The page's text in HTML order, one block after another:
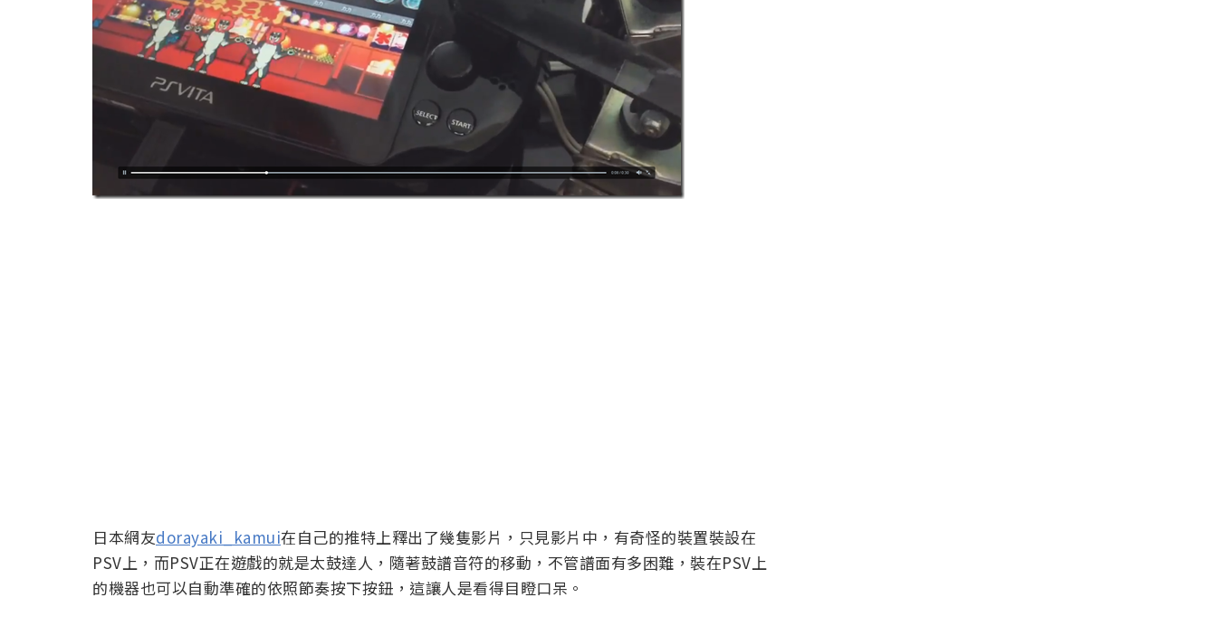
日本網友dorayaki_kamui在自己的推特上釋出了幾隻影片，只見影片中，有奇怪的裝置裝設在
PSV上，而PSV正在遊戲的就是太鼓達人，隨著鼓譜音符的移動，不管譜面有多困難，裝在PSV上
的機器也可以自動準確的依照節奏按下按鈕，這讓人是看得目瞪口呆。